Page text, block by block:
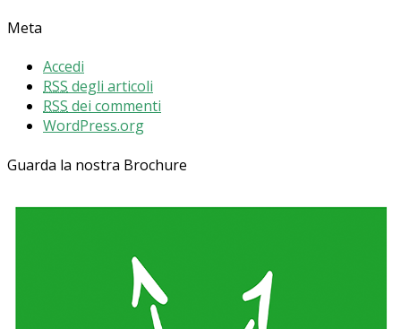
Meta
Accedi
RSS degli articoli
RSS dei commenti
WordPress.org
Guarda la nostra Brochure